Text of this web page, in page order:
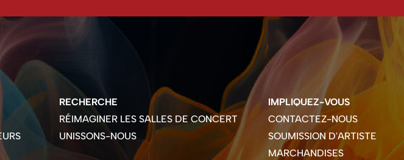
RECHERCHE
RÉIMAGINER LES SALLES DE CONCERT
UNISSONS-NOUS
IMPLIQUEZ-VOUS
CONTACTEZ-NOUS
SOUMISSION D'ARTISTE
MARCHANDISES